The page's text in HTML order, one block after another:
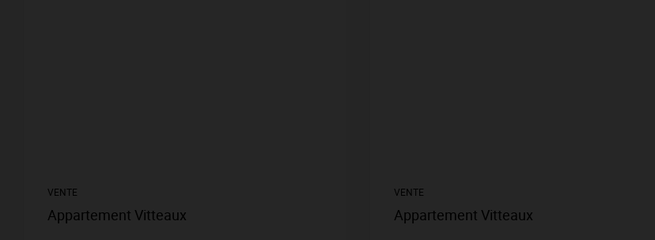
VENTE
Appartement Vitteaux
VENTE
Appartement Vitteaux